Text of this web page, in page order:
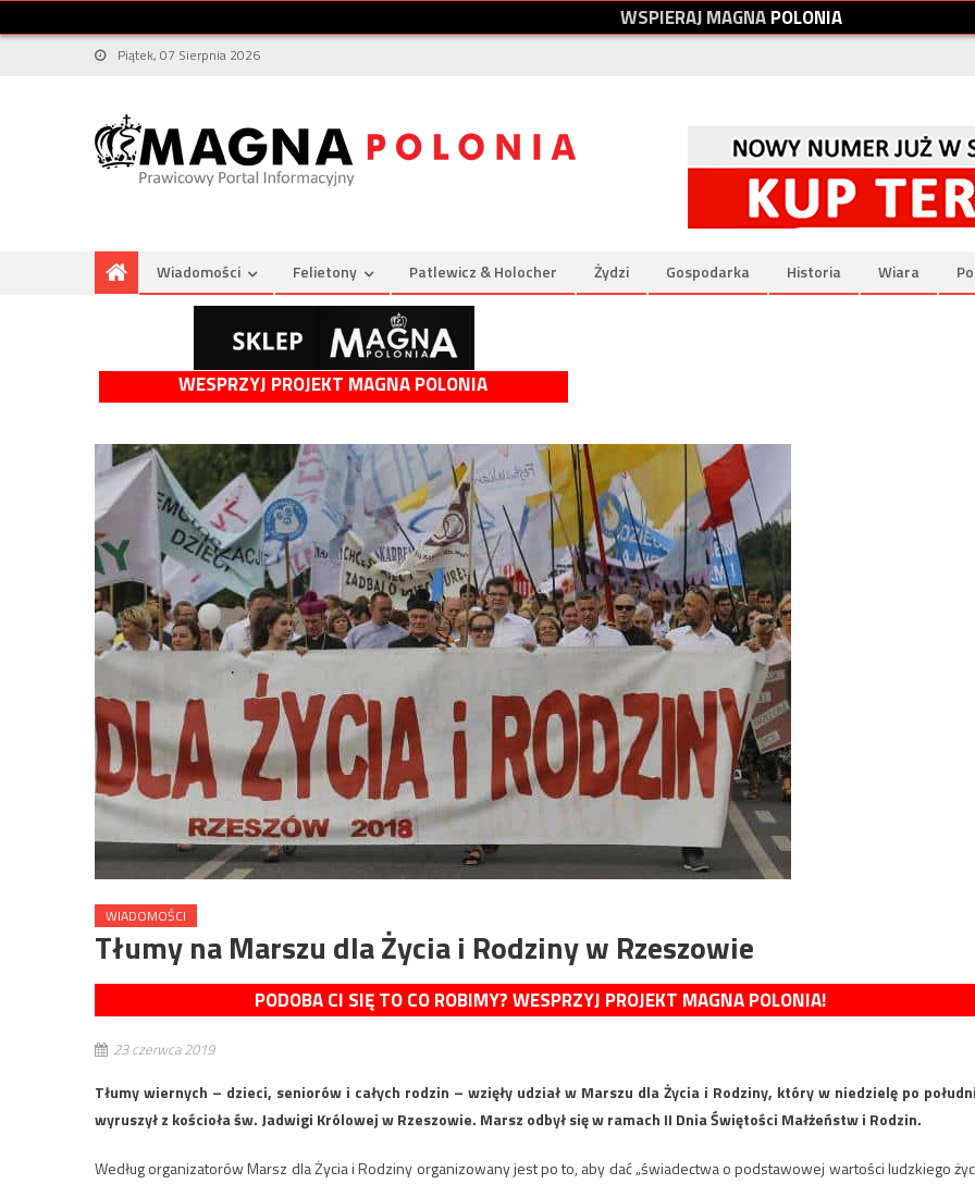
WSPIERAJMAGNAPOLONIA
Piątek, 07 Sierpnia 2026
Wiadomości Felietony Patlewicz & Holocher Żydzi Gospodarka Historia Wiara
WESPRZYJ PROJEKT MAGNA POLONIA
WIADOMOŚCI
Tłumy na Marszu dla Życia i Rodziny w Rzeszowie
PODOBA CI SIĘ TO CO ROBIMY? WESPRZYJ PROJEKT MAGNA POLONIA!
23 czerwca 2019
Tłumy wiernych – dzieci, seniorów i całych rodzin – wzięły udział w Marszu dla Życia i Rodziny, który w niedzielę po
wyruszył z kościoła św. Jadwigi Królowej w Rzeszowie. Marsz odbył się w ramach II Dnia Świętości Małżeństw i Rodzin.
Według organizatorów Marsz dla Życia i Rodziny organizowany jest po to, aby dać „świadectwa o podstawowej wartości ludzkiego